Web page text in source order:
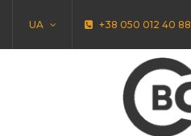
UA +38 050 012 40 88